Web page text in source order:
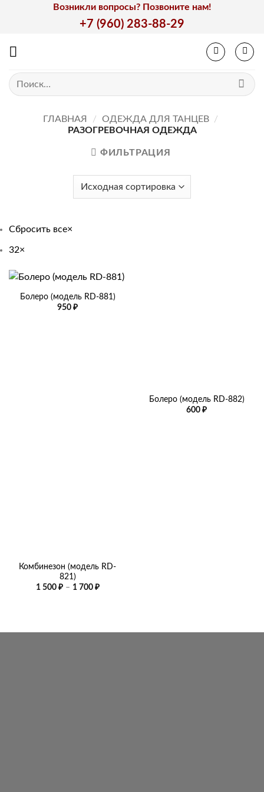
Возникли вопросы? Позвоните нам!
+7 (960) 283-88-29
Искать:
ГЛАВНАЯ / ОДЕЖДА ДЛЯ ТАНЦЕВ /
РАЗОГРЕВОЧНАЯ ОДЕЖДА
ФИЛЬТРАЦИЯ
Сбросить все×
32×
Болеро (модель RD-881)
950 ₽
Болеро (модель RD-882)
600 ₽
Комбинезон (модель RD-
821)
1 500 ₽ – 1 700 ₽Диапазон
700 ₽